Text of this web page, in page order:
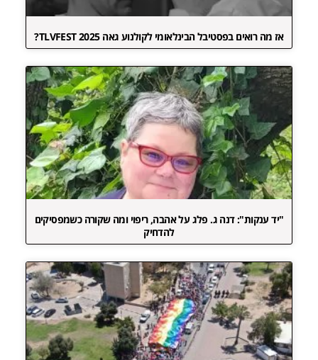
אז מה רואים בפסטיבל הבינלאומי לקולנוע גאה TLVFEST 2025?
"יד ענקות": דנה ג. פלג על אהבה, ריפוי ומה שקורה כשמפסיקים
להדחיק